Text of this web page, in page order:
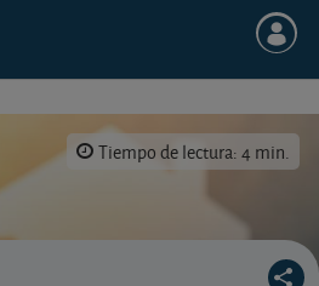
Tiempo de lectura: 4 min.